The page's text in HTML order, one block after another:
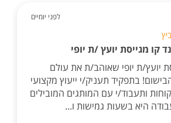
לפני יומיים
קו מגייסת יועץ /ת יופי
יועץ/ת יופי שאוהב/ת את עולם
בתפקיד תעניק/י ייעוץ מקצועי
ותעבוד/י עם המותגים המובילים
היא בשעות גמישות ו...